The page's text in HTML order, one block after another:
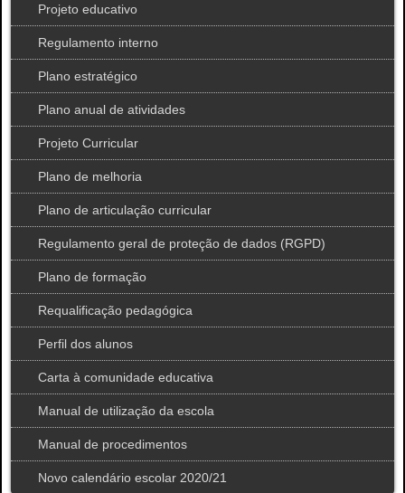
Projeto educativo
Regulamento interno
Plano estratégico
Plano anual de atividades
Projeto Curricular
Plano de melhoria
Plano de articulação curricular
Regulamento geral de proteção de dados (RGPD)
Plano de formação
Requalificação pedagógica
Perfil dos alunos
Carta à comunidade educativa
Manual de utilização da escola
Manual de procedimentos
Novo calendário escolar 2020/21